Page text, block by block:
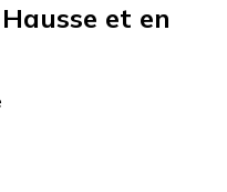
et en